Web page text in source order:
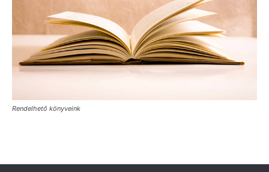
Rendelhető könyveink